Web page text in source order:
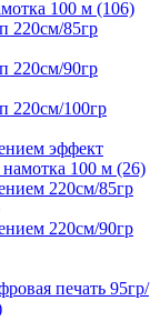
100 м (106)
220см/85гр
220см/90гр
220см/100гр
эффект
100 м (26)
220см/85гр
220см/90гр
печать 95гр/